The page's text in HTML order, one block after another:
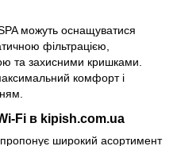
можуть оснащуватися
фільтрацією,
та захисними кришками.
комфорт і
Fi в kipish.com.ua
широкий асортимент